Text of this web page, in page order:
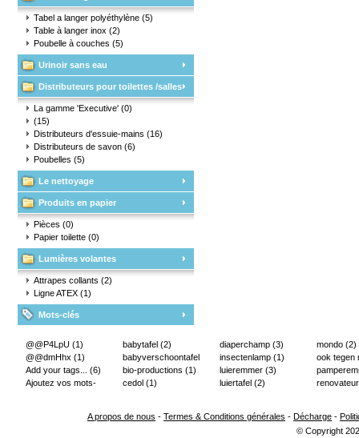
Tabel a langer polyéthylène (5)
Table à langer inox (2)
Poubelle à couches (5)
Urinoir sans eau
Distributeurs pour toilettes /salles
d'eauLa gamme 'Executive' (0)
(15)
Distributeurs d'essuie-mains (16)
Distributeurs de savon (6)
Poubelles (5)
Le nettoyage
Produits en papier
Pièces (0)
Papier toilette (0)
Lumières volantes
Attrapes collants (2)
Ligne ATEX (1)
Mots-clés
@@P4LpU (1)
@@dmHhx (1)
Add your tags... (6)
Ajoutez vos mots-
babytafel (2)
babyverschoontafel
(2)
bio-productions (1)
cedol (1)
diaperchamp (3)
insectenlamp (1)
luieremmer (3)
luiertafel (2)
mondo (2)
ook tegen
A propos de nous - Termes & Conditions générales - Décharge -
© Copyright